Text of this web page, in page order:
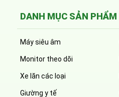
DANH MỤC SẢN PHẨM
Máy siêu âm
Monitor theo dõi
Xe lăn các loại
Giường y tế